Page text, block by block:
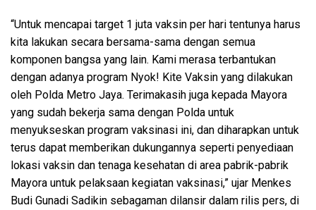
“Untuk mencapai target 1 juta vaksin per hari tentunya harus
kita lakukan secara bersama-sama dengan semua
komponen bangsa yang lain. Kami merasa terbantukan
dengan adanya program Nyok! Kite Vaksin yang dilakukan
oleh Polda Metro Jaya. Terimakasih juga kepada Mayora
yang sudah bekerja sama dengan Polda untuk
menyukseskan program vaksinasi ini, dan diharapkan untuk
terus dapat memberikan dukungannya seperti penyediaan
lokasi vaksin dan tenaga kesehatan di area pabrik-pabrik
Mayora untuk pelaksaan kegiatan vaksinasi,” ujar Menkes
Budi Gunadi Sadikin sebagaman dilansir dalam rilis pers, di